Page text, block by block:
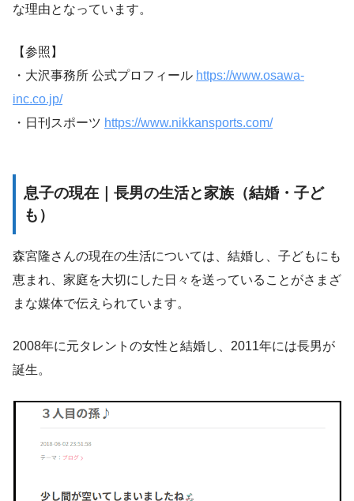
な理由となっています。
【参照】
・大沢事務所 公式プロフィール https://www.osawa-
inc.co.jp/
・日刊スポーツ https://www.nikkansports.com/
息子の現在｜長男の生活と家族（結婚・子ど
も）
森宮隆さんの現在の生活については、結婚し、子どもにも
恵まれ、家庭を大切にした日々を送っていることがさまざ
まな媒体で伝えられています。
2008年に元タレントの女性と結婚し、2011年には長男が
誕生。